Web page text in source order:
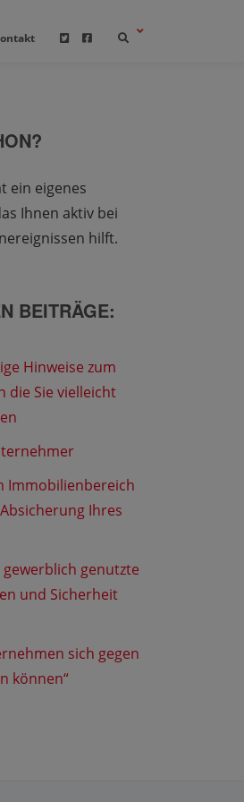
ein eigenes
Ihnen aktiv bei
hilft.
BEITRÄGE:
Hinweise zum
die Sie vielleicht
Immobilienbereich
Ihres
genutzte
und Sicherheit
sich gegen
können“